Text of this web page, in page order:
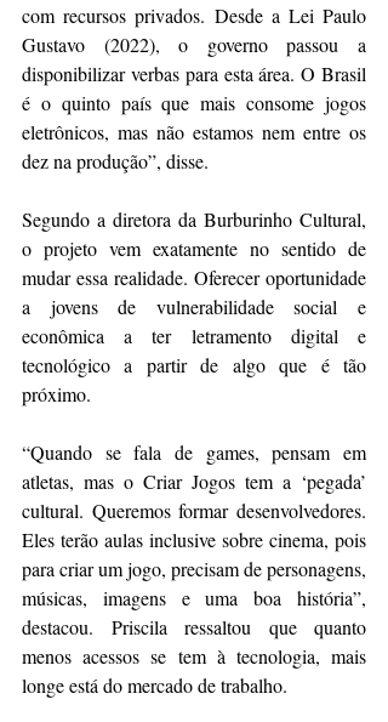
com recursos privados. Desde a Lei Paulo
Gustavo (2022), o governo passou a
disponibilizar verbas para esta área. O Brasil
é o quinto país que mais consome jogos
eletrônicos, mas não estamos nem entre os
dez na produção”, disse.
Segundo a diretora da Burburinho Cultural,
o projeto vem exatamente no sentido de
mudar essa realidade. Oferecer oportunidade
a jovens de vulnerabilidade social e
econômica a ter letramento digital e
tecnológico a partir de algo que é tão
próximo.
“Quando se fala de games, pensam em
atletas, mas o Criar Jogos tem a ‘pegada’
cultural. Queremos formar desenvolvedores.
Eles terão aulas inclusive sobre cinema, pois
para criar um jogo, precisam de personagens,
músicas, imagens e uma boa história”,
destacou. Priscila ressaltou que quanto
menos acessos se tem à tecnologia, mais
longe está do mercado de trabalho.